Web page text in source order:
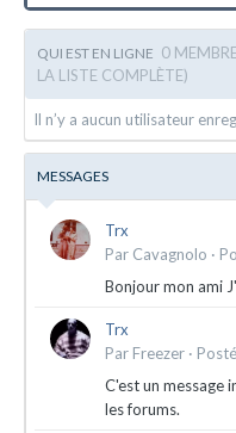
QUI EST EN LIGNE 0
LA LISTE COMPLÈTE)
Il n’y a aucun utilisateur
MESSAGES
Trx
Par Cavagnolo ·
Bonjour mon ami
Trx
Par Freezer ·
C'est un message
les forums.